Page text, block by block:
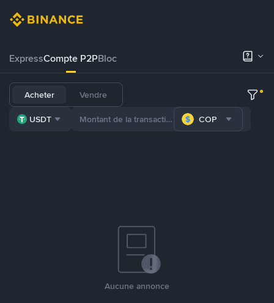
ExpressCompte P2PBloc
Acheter Vendre
USDT COP
Aucune annonce